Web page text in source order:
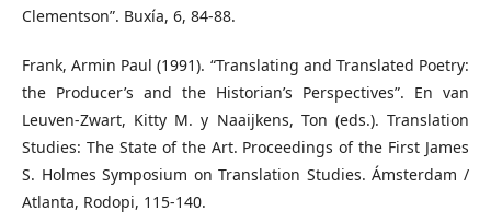
Clementson”. Buxía, 6, 84-88.
Frank, Armin Paul (1991). “Translating and Translated Poetry:
the Producer’s and the Historian’s Perspectives”. En van
Leuven-Zwart, Kitty M. y Naaijkens, Ton (eds.). Translation
Studies: The State of the Art. Proceedings of the First James
S. Holmes Symposium on Translation Studies. Ámsterdam /
Atlanta, Rodopi, 115-140.